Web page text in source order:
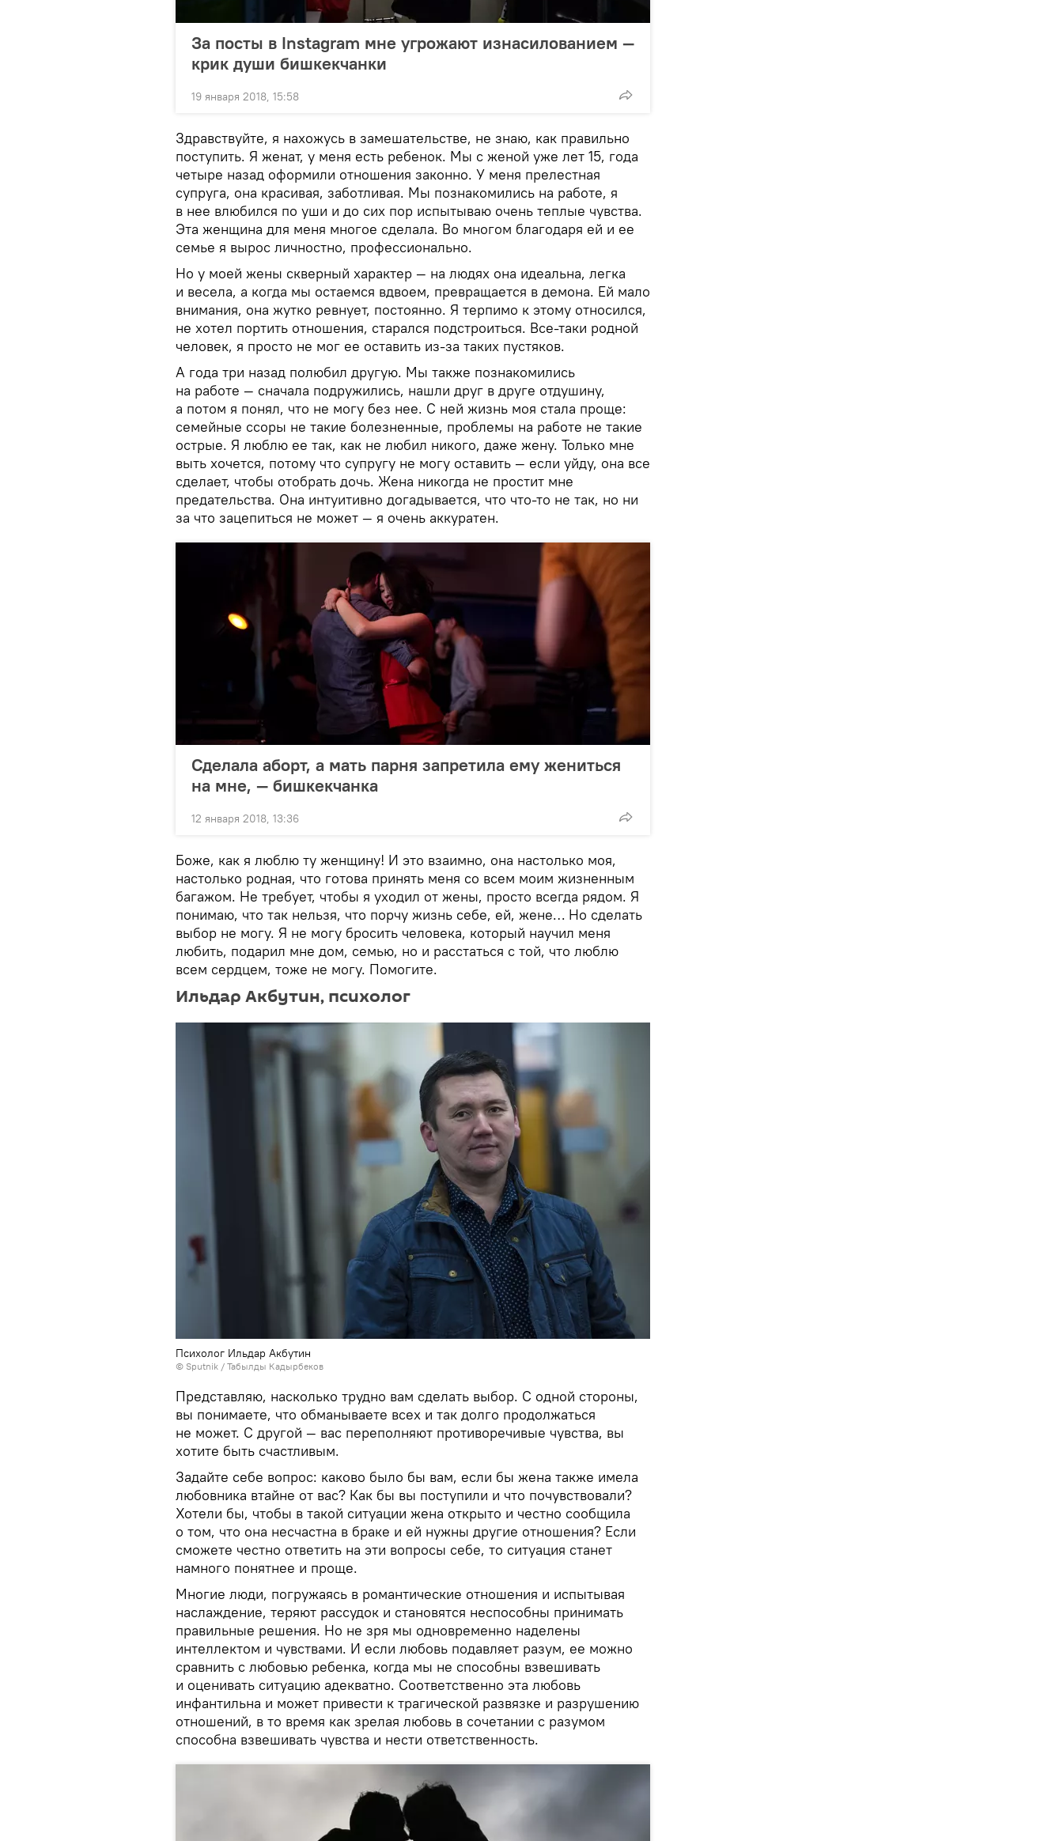
За посты в Instagram мне угрожают изнасилованием —
крик души бишкекчанки
19 января 2018, 15:58
Здравствуйте, я нахожусь в замешательстве, не знаю, как правильно
поступить. Я женат, у меня есть ребенок. Мы с женой уже лет 15, года
четыре назад оформили отношения законно. У меня прелестная
супруга, она красивая, заботливая. Мы познакомились на работе, я
в нее влюбился по уши и до сих пор испытываю очень теплые чувства.
Эта женщина для меня многое сделала. Во многом благодаря ей и ее
семье я вырос личностно, профессионально.
Но у моей жены скверный характер — на людях она идеальна, легка
и весела, а когда мы остаемся вдвоем, превращается в демона. Ей мало
внимания, она жутко ревнует, постоянно. Я терпимо к этому относился,
не хотел портить отношения, старался подстроиться. Все-таки родной
человек, я просто не мог ее оставить из-за таких пустяков.
А года три назад полюбил другую. Мы также познакомились
на работе — сначала подружились, нашли друг в друге отдушину,
а потом я понял, что не могу без нее. С ней жизнь моя стала проще:
семейные ссоры не такие болезненные, проблемы на работе не такие
острые. Я люблю ее так, как не любил никого, даже жену. Только мне
выть хочется, потому что супругу не могу оставить — если уйду, она все
сделает, чтобы отобрать дочь. Жена никогда не простит мне
предательства. Она интуитивно догадывается, что что-то не так, но ни
за что зацепиться не может — я очень аккуратен.
Сделала аборт, а мать парня запретила ему жениться
на мне, — бишкекчанка
12 января 2018, 13:36
Боже, как я люблю ту женщину! И это взаимно, она настолько моя,
настолько родная, что готова принять меня со всем моим жизненным
багажом. Не требует, чтобы я уходил от жены, просто всегда рядом. Я
понимаю, что так нельзя, что порчу жизнь себе, ей, жене… Но сделать
выбор не могу. Я не могу бросить человека, который научил меня
любить, подарил мне дом, семью, но и расстаться с той, что люблю
всем сердцем, тоже не могу. Помогите.
Ильдар Акбутин, психолог
Психолог Ильдар Акбутин
© Sputnik / Табылды Кадырбеков
Представляю, насколько трудно вам сделать выбор. С одной стороны,
вы понимаете, что обманываете всех и так долго продолжаться
не может. С другой — вас переполняют противоречивые чувства, вы
хотите быть счастливым.
Задайте себе вопрос: каково было бы вам, если бы жена также имела
любовника втайне от вас? Как бы вы поступили и что почувствовали?
Хотели бы, чтобы в такой ситуации жена открыто и честно сообщила
о том, что она несчастна в браке и ей нужны другие отношения? Если
сможете честно ответить на эти вопросы себе, то ситуация станет
намного понятнее и проще.
Многие люди, погружаясь в романтические отношения и испытывая
наслаждение, теряют рассудок и становятся неспособны принимать
правильные решения. Но не зря мы одновременно наделены
интеллектом и чувствами. И если любовь подавляет разум, ее можно
сравнить с любовью ребенка, когда мы не способны взвешивать
и оценивать ситуацию адекватно. Соответственно эта любовь
инфантильна и может привести к трагической развязке и разрушению
отношений, в то время как зрелая любовь в сочетании с разумом
способна взвешивать чувства и нести ответственность.